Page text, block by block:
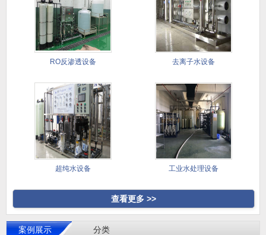
RO反渗透设备 去离子水设备
超纯水设备 工业水处理设备
查看更多 >>
案例展示 分类